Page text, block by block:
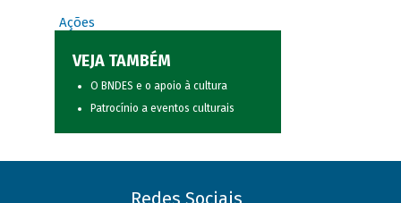
Ações
VEJA TAMBÉM
O BNDES e o apoio à cultura
Patrocínio a eventos culturais
Redes Sociais